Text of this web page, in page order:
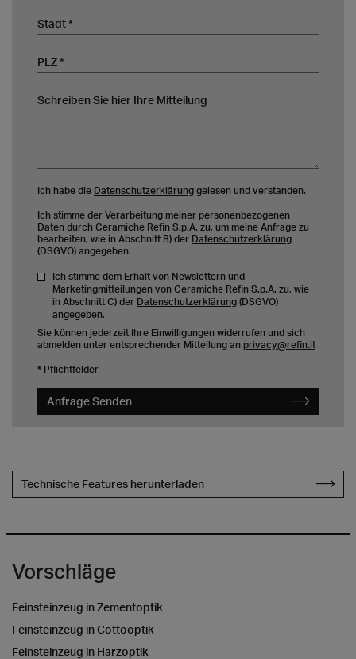
Stadt
PLZ
Schreiben Sie hier Ihre Mitteilung
Ich habe die Datenschutzerklärung gelesen und verstanden.
Ich stimme der Verarbeitung meiner personenbezogenen
Daten durch Ceramiche Refin S.p.A. zu, um meine Anfrage zu
bearbeiten, wie in Abschnitt B) der Datenschutzerklärung
(DSGVO) angegeben.
Ich stimme dem Erhalt von Newslettern und
Marketingmitteilungen von Ceramiche Refin S.p.A. zu, wie
in Abschnitt C) der Datenschutzerklärung (DSGVO)
angegeben.
Sie können jederzeit Ihre Einwilligungen widerrufen und sich
abmelden unter entsprechender Mitteilung an privacy@refin.it
* Pflichtfelder
Anfrage Senden
Technische Features herunterladen
Vorschläge
Feinsteinzeug in Zementoptik
Feinsteinzeug in Cottooptik
Feinsteinzeug in Harzoptik